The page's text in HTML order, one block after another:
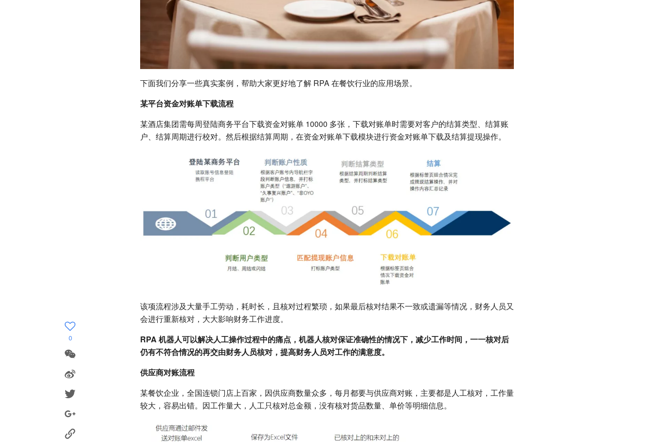
下面我们分享一些真实案例，帮助大家更好地了解 RPA 在餐饮行业的应用场景。
某平台资金对账单下载流程
某酒店集团需每周登陆商务平台下载资金对账单 10000 多张，下载对账单时需要对客户的结算类型、结算账
户、结算周期进行校对。然后根据结算周期，在资金对账单下载模块进行资金对账单下载及结算提现操作。
该项流程涉及大量手工劳动，耗时长，且核对过程繁琐，如果最后核对结果不一致或遗漏等情况，财务人员又
会进行重新核对，大大影响财务工作进度。
RPA 机器人可以解决人工操作过程中的痛点，机器人核对保证准确性的情况下，减少工作时间，一一核对后
仍有不符合情况的再交由财务人员核对，提高财务人员对工作的满意度。
供应商对账流程
某餐饮企业，全国连锁门店上百家，因供应商数量众多，每月都要与供应商对账，主要都是人工核对，工作量
较大，容易出错。因工作量大，人工只核对总金额，没有核对货品数量、单价等明细信息。
0